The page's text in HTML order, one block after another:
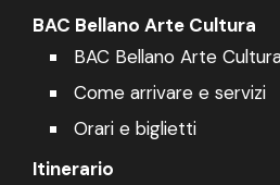
BAC Bellano Arte Cultura
BAC Bellano Arte
Come arrivare e servizi
Orari e biglietti
Itinerario